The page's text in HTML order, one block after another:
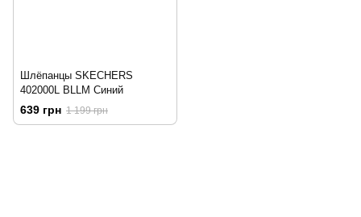
Шлёпанцы SKECHERS
402000L BLLM Синий
639 грн 1 199 грн